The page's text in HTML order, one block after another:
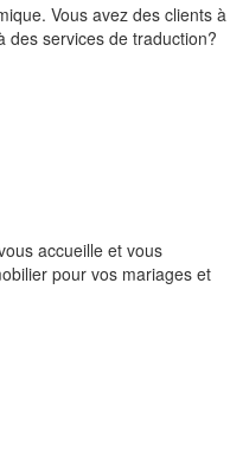
Vous avez des clients à
des services de traduction?
accueille et vous
pour vos mariages et